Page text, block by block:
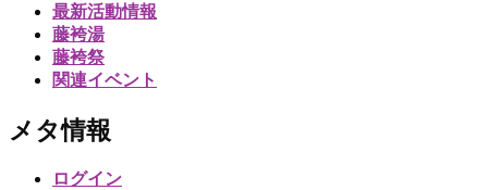
最新活動情報
藤袴湯
藤袴祭
関連イベント
メタ情報
ログイン